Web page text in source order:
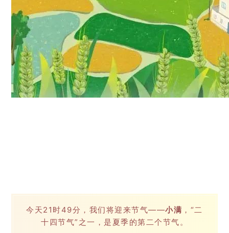
今天21时49分，我们将迎来节气——小满 ，“二
十四节气”之一，是夏季的第二个节气。